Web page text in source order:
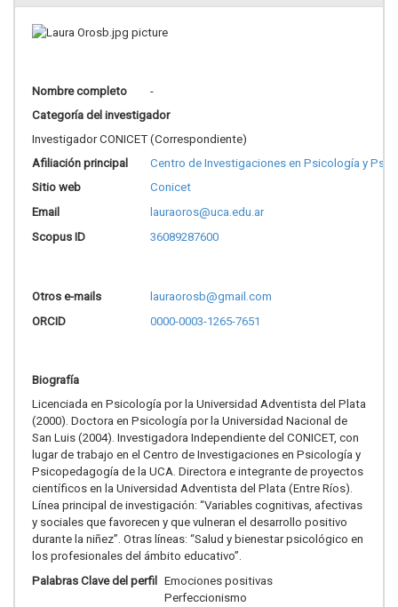
Nombre completo
-
Categoría del investigador
Investigador CONICET (Correspondiente)
Afiliación principal
Centro de Investigaciones en Psicología y
Sitio web
Conicet
Email
lauraoros@uca.edu.ar
Scopus ID
36089287600
Otros e-mails
lauraorosb@gmail.com
ORCID
0000-0003-1265-7651
Biografía
Licenciada en Psicología por la Universidad Adventista del Plata
(2000). Doctora en Psicología por la Universidad Nacional de
San Luis (2004). Investigadora Independiente del CONICET, con
lugar de trabajo en el Centro de Investigaciones en Psicología y
Psicopedagogía de la UCA. Directora e integrante de proyectos
científicos en la Universidad Adventista del Plata (Entre Ríos).
Línea principal de investigación: “Variables cognitivas, afectivas
y sociales que favorecen y que vulneran el desarrollo positivo
durante la niñez”. Otras líneas: “Salud y bienestar psicológico en
los profesionales del ámbito educativo”.
Palabras Clave del perfil
Emociones positivas
Perfeccionismo